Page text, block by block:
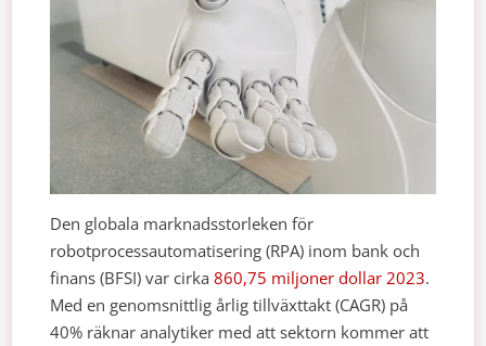
Den globala marknadsstorleken för
robotprocessautomatisering (RPA) inom bank och
finans (BFSI) var cirka 860,75 miljoner dollar 2023.
Med en genomsnittlig årlig tillväxttakt (CAGR) på
40% räknar analytiker med att sektorn kommer att